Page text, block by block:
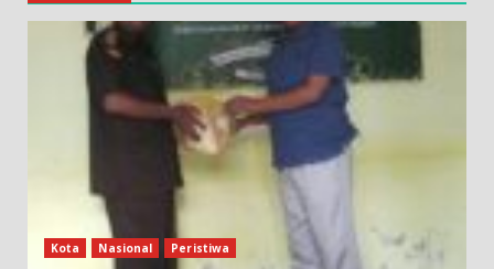
Kota Nasional Peristiwa